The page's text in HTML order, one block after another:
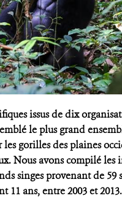
issus de dix
le plus grand
les gorilles des plaines
Nous avons compilé les
singes provenant de 59
11 ans, entre 2003 et 2013.